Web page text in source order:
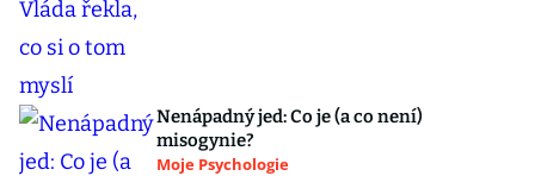
Nenápadný jed: Co je (a co není)
misogynie?
Moje Psychologie